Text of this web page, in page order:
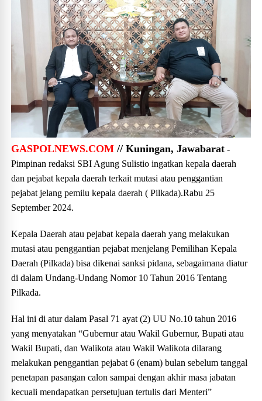
GASPOLNEWS.COM // Kuningan, Jawabarat -
Pimpinan redaksi SBI Agung Sulistio ingatkan kepala daerah
dan pejabat kepala daerah terkait mutasi atau penggantian
pejabat jelang pemilu kepala daerah ( Pilkada).Rabu 25
September 2024.
Kepala Daerah atau pejabat kepala daerah yang melakukan
mutasi atau penggantian pejabat menjelang Pemilihan Kepala
Daerah (Pilkada) bisa dikenai sanksi pidana, sebagaimana diatur
di dalam Undang-Undang Nomor 10 Tahun 2016 Tentang
Pilkada.
Hal ini di atur dalam Pasal 71 ayat (2) UU No.10 tahun 2016
yang menyatakan “Gubernur atau Wakil Gubernur, Bupati atau
Wakil Bupati, dan Walikota atau Wakil Walikota dilarang
melakukan penggantian pejabat 6 (enam) bulan sebelum tanggal
penetapan pasangan calon sampai dengan akhir masa jabatan
kecuali mendapatkan persetujuan tertulis dari Menteri”